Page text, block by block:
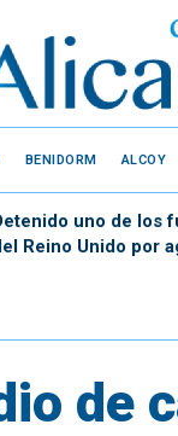
BENIDORM ALCOY
uno de los
Reino Unido por
de